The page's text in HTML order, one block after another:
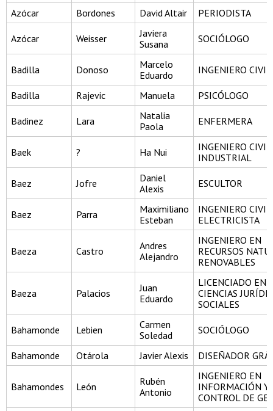
Azócar Bordones David Altair PERIODISTA
Azócar Weisser
Javiera
Susana
SOCIÓLOGO
Badilla Donoso
Marcelo
Eduardo
INGENIERO CIVIL
Badilla Rajevic Manuela PSICÓLOGO
Badinez Lara
Natalia
Paola
ENFERMERA
Baek ? Ha Nui
INGENIERO CIVIL
INDUSTRIAL
Baez Jofre
Daniel
Alexis
ESCULTOR
Baez Parra
Maximiliano
Esteban
INGENIERO CIVIL
ELECTRICISTA
Baeza Castro
Andres
Alejandro
INGENIERO EN
RECURSOS
RENOVABLES
Baeza Palacios
Juan
Eduardo
LICENCIADO EN
CIENCIAS
SOCIALES
Bahamonde Lebien
Carmen
Soledad
SOCIÓLOGO
Bahamonde Otárola Javier Alexis DISEÑADOR
Bahamondes León
Rubén
Antonio
INGENIERO EN
INFORMACIÓN Y
CONTROL DE